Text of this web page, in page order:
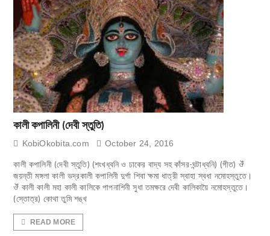
কালী কপালিনী (দেবী স্তুতি)
KobiOkobita.com October 24, 2016
কালী কপালিনী (দেবী স্তুতি) (শংখধ্বনি ও ঢাকের বাদ্য সহ কাঁসর-ঘন্টাধ্বনি) (গীত) ঔঁ
জয়ন্তী মঙ্গলা কালী ভদ্রকালী কপালিনী দুর্গা শিবা ক্ষমা ধাত্রী স্বাহা স্বধা নমোহস্তুতে।
ঔঁ কালী কালী মহা কালী কালিকে পাপনাশিনী সুধা তমক্ষরে দেবী কালিকায়ৈ নমোহস্তুতে।
(স্তোত্র) কোথা তুমি শঙ্খ
READ MORE